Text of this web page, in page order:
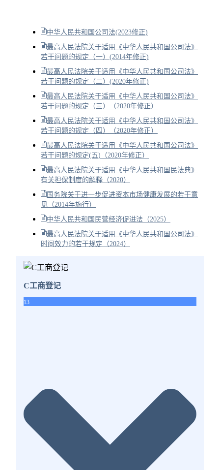
中华人民共和国公司法(2023修正)
最高人民法院关于适用《中华人民共和国公司法》
若干问题的规定（一）(2014年修正)
最高人民法院关于适用《中华人民共和国公司法》
若干问题的规定（二）(2020年修正)
最高人民法院关于适用《中华人民共和国公司法》
若干问题的规定（三）（2020年修正）
最高人民法院关于适用《中华人民共和国公司法》
若干问题的规定（四）（2020年修正）
最高人民法院关于适用《中华人民共和国公司法》
若干问题的规定(五)（2020年修正）
最高人民法院关于适用《中华人民共和国民法典》
有关担保制度的解释（2020）
国务院关于进一步促进资本市场健康发展的若干意
见（2014年施行）
中华人民共和国民营经济促进法（2025）
最高人民法院关于适用《中华人民共和国公司法》
时间效力的若干规定（2024）
C工商登记
13